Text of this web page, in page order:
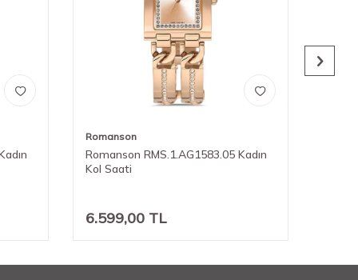
Romanson
Romanson RMS.1.AG1583.05 Kadın
Kol Saati
6.599,00 TL